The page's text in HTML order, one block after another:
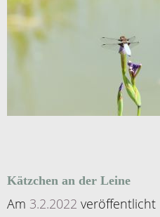
Kätzchen an der Leine
Am 3.2.2022 veröffentlicht